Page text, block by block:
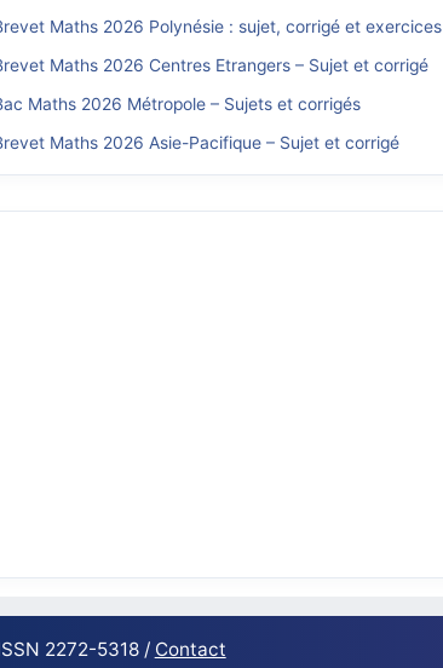
Maths 2026 Polynésie : sujet, corrigé et exercices
Maths 2026 Centres Etrangers – Sujet et corrigé
Maths 2026 Métropole – Sujets et corrigés
Maths 2026 Asie-Pacifique – Sujet et corrigé
2272-5318 / Contact